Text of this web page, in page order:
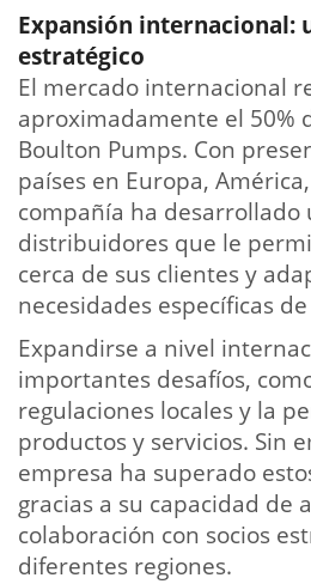
Expansión internacional:
estratégico
El mercado internacional
aproximadamente el 50%
Boulton Pumps. Con
países en Europa,
compañía ha desarrollado
distribuidores que le
cerca de sus clientes y
necesidades específicas
Expandirse a nivel
importantes desafíos,
regulaciones locales y la
productos y servicios. Sin
empresa ha superado
gracias a su capacidad de
colaboración con socios
diferentes regiones.